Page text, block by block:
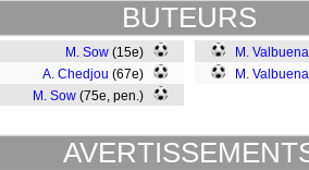
BUTEURS
M. Sow (15e)
A. Chedjou (67e)
M. Sow (75e, pen.)
M. Valbuena
M. Valbuena